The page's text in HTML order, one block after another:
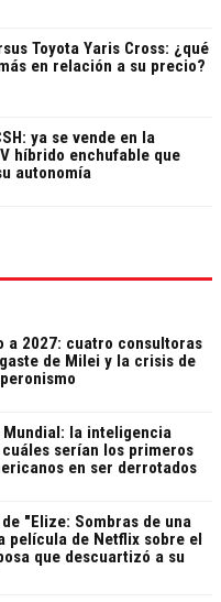
Toyota Yaris Cross: ¿qué
en relación a su precio?
ya se vende en la
híbrido enchufable que
autonomía
a 2027: cuatro consultoras
de Milei y la crisis de
la inteligencia
serían los primeros
en ser derrotados
"Elize: Sombras de una
película de Netflix sobre el
que descuartizó a su